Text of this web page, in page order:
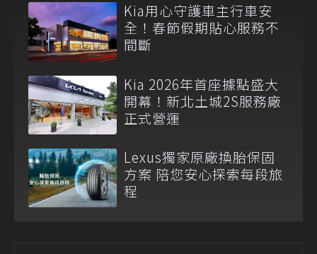
Kia用心守護車主行車安
全！春節假期貼心服務不
間斷
Kia 2026年首座據點盛大
開幕！新北土城2S服務廠
正式營運
Lexus獨家原廠換胎保固
方案 陪您安心探索每段旅
程